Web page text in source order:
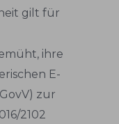
gilt für
ihre
E-
zur
2102